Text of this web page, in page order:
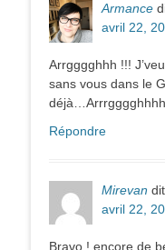
Armance
avril 22,
Arrgggghhh !!!
sans vous dans le
Répondre
Mirevan
avril 22,
Bravo ! encore de